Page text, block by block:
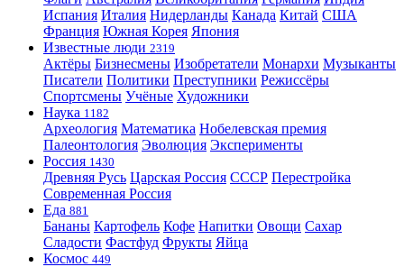
Испания Италия Нидерланды Канада Китай США
Франция Южная Корея Япония
Известные люди 2319
Актёры Бизнесмены Изобретатели Монархи Музыканты
Писатели Политики Преступники Режиссёры
Спортсмены Учёные Художники
Наука 1182
Археология Математика Нобелевская премия
Палеонтология Эволюция Эксперименты
Россия 1430
Древняя Русь Царская Россия СССР Перестройка
Современная Россия
Еда 881
Бананы Картофель Кофе Напитки Овощи Сахар
Сладости Фастфуд Фрукты Яйца
Космос 449